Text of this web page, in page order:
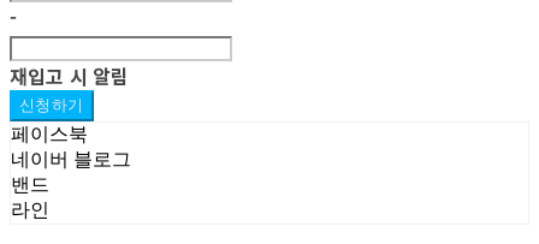
-
재입고 시 알림
신청하기
페이스북
네이버 블로그
밴드
라인